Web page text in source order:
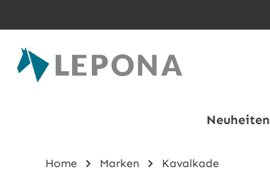
Neuheiten
Home Marken Kavalkade